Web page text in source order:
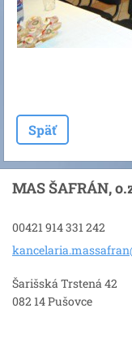
Späť
MAS ŠAFRÁN,
00421 914 331 242
kancelaria.massa
Šarišská Trstená 42
082 14 Pušovce